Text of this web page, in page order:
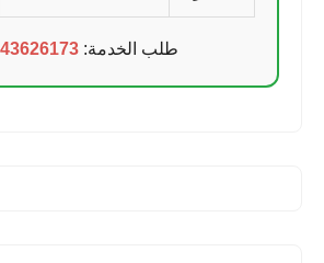
طلب الخدمة:0543626173